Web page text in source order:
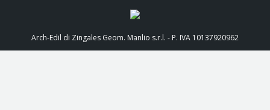
Arch-Edil di Zingales Geom. Manlio s.r.l. - P. IVA 10137920962